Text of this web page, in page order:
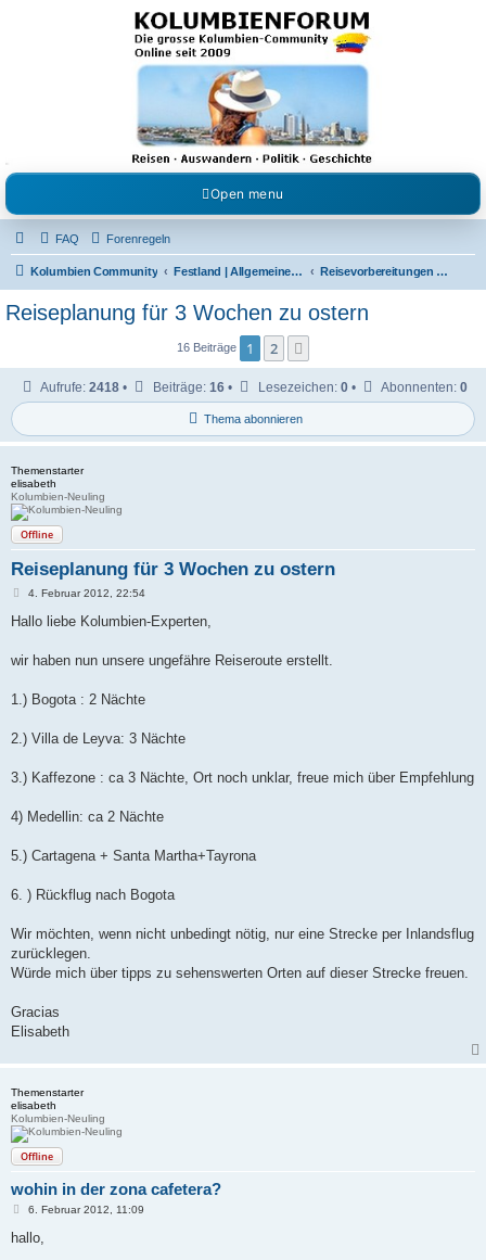
Kolumbienforum - Das
grosse Forum der
Freunde Kolumbiens
Reisen, Auswandern, Kultur, Politik, Geschichte und Visum in Kolumbien und Venezuela.
Austausch, Erfahrungen und Gemeinschaft im Kolumbienforum
Open menu
FAQ Forenregeln
Kolumbien Community Festland | Allgemeine Fragen Reisevorbereitungen & Reiseerfahrungen
Reiseplanung für 3 Wochen zu ostern
16 Beiträge 1 2
Thema abonnieren
Aufrufe: 2418 • Beiträge: 16 • Lesezeichen: 0 • Abonnenten: 0
Themenstarter
elisabeth
Kolumbien-Neuling
Offline
Reiseplanung für 3 Wochen zu ostern
B
i
a
4. Februar 2012, 22:54
Hallo liebe Kolumbien-Experten,
wir haben nun unsere ungefähre Reiseroute erstellt.
1.) Bogota : 2 Nächte
2.) Villa de Leyva: 3 Nächte
3.) Kaffezone : ca 3 Nächte, Ort noch unklar, freue mich über Empfehlung
4) Medellin: ca 2 Nächte
5.) Cartagena + Santa Martha+Tayrona
6. ) Rückflug nach Bogota
Wir möchten, wenn nicht unbedingt nötig, nur eine Strecke per Inlandsflug
zurücklegen.
Würde mich über tipps zu sehenswerten Orten auf dieser Strecke freuen.
Gracias
Elisabeth
Themenstarter
elisabeth
Kolumbien-Neuling
Offline
wohin in der zona cafetera?
B
i
6. Februar 2012, 11:09
hallo,